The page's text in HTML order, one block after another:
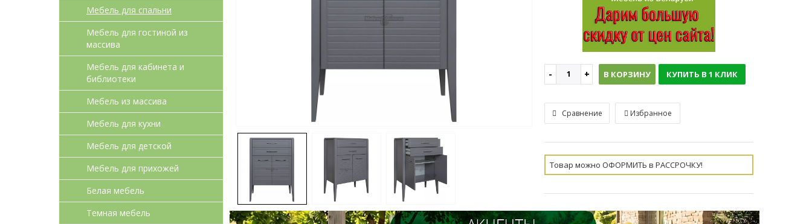
Мебель для спальни
Мебель для гостиной из
массива
Мебель для кабинета и
библиотеки
Мебель из массива
Мебель для кухни
Мебель для детcкой
Мебель для прихожей
Белая мебель
Темная мебель
В КОРЗИНУ КУПИТЬ В 1 КЛИК
Сравнение Избранное
Товар можно ОФОРМИТЬ в РАССРОЧКУ!